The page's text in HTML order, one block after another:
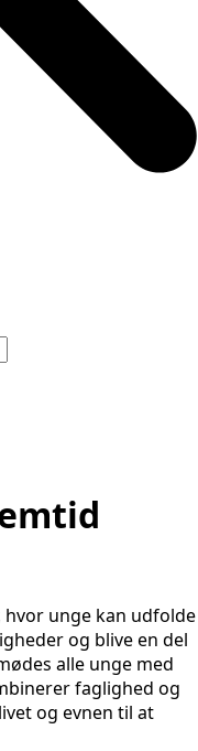
hvor unge kan udfolde
og blive en del
alle unge med
faglighed og
og evnen til at